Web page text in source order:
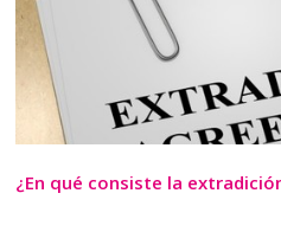
¿En qué consiste la